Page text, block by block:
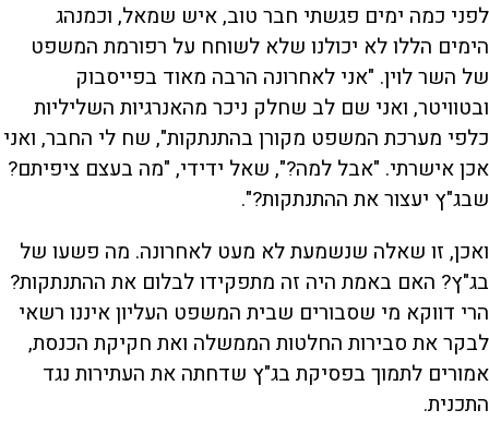
לפני כמה ימים פגשתי חבר טוב, איש שמאל, וכמנהג
הימים הללו לא יכולנו שלא לשוחח על רפורמת המשפט
של השר לוין. "אני לאחרונה הרבה מאוד בפייסבוק
ובטוויטר, ואני שם לב שחלק ניכר מהאנרגיות השליליות
כלפי מערכת המשפט מקורן בהתנתקות", שח לי החבר, ואני
אכן אישרתי. "אבל למה?", שאל ידידי, "מה בעצם ציפיתם?
שבג"ץ יעצור את ההתנתקות?".
ואכן, זו שאלה שנשמעת לא מעט לאחרונה. מה פשעו של
בג"ץ? האם באמת היה זה מתפקידו לבלום את ההתנתקות?
הרי דווקא מי שסבורים שבית המשפט העליון איננו רשאי
לבקר את סבירות החלטות הממשלה ואת חקיקת הכנסת,
אמורים לתמוך בפסיקת בג"ץ שדחתה את העתירות נגד
התכנית.